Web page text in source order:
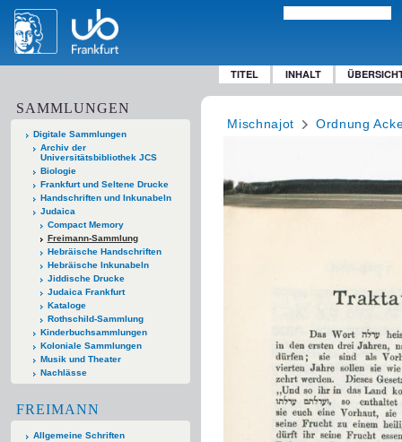
TITEL INHALT
SAMMLUNGEN
Digitale Sammlungen
Archiv der
Universitätsbibliothek JCS
Biologie
Frankfurt und Seltene Drucke
Handschriften und Inkunabeln
Judaica
Compact Memory
Freimann-Sammlung
Hebräische Handschriften
Hebräische Inkunabeln
Jiddische Drucke
Judaica Frankfurt
Kataloge
Rothschild-Sammlung
Kinderbuchsammlungen
Koloniale Sammlungen
Musik und Theater
Nachlässe
FREIMANN
Allgemeine Schriften
Mischnajot Ordnung